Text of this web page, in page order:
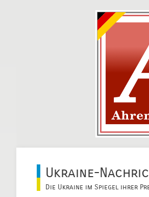
Ukraine-
Die Ukraine im Spiegel ihrer